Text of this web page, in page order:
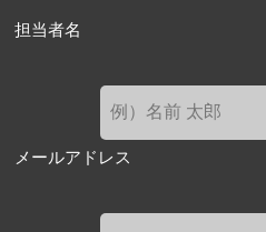
担当者名
メールアドレス